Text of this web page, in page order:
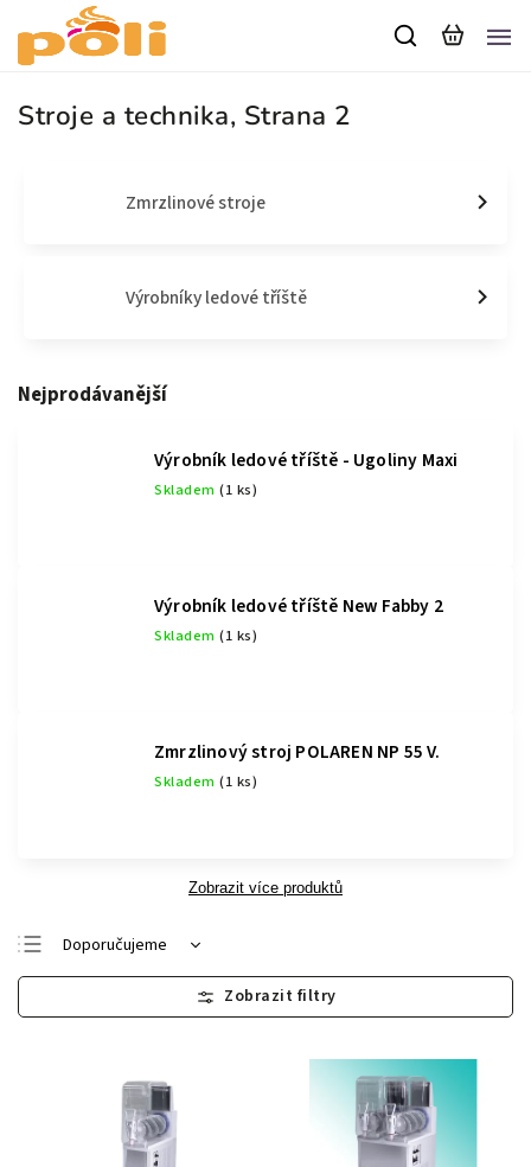
Stroje a technika, Strana 2
Zmrzlinové stroje
Výrobníky ledové tříště
Nejprodávanější
Výrobník ledové tříště - Ugoliny Maxi
Skladem (1 ks)
Výrobník ledové tříště New Fabby 2
Skladem (1 ks)
Zmrzlinový stroj POLAREN NP 55 V.
Skladem (1 ks)
Zobrazit více produktů
Doporučujeme
Nejlevnější
Nejdražší
Abecedně